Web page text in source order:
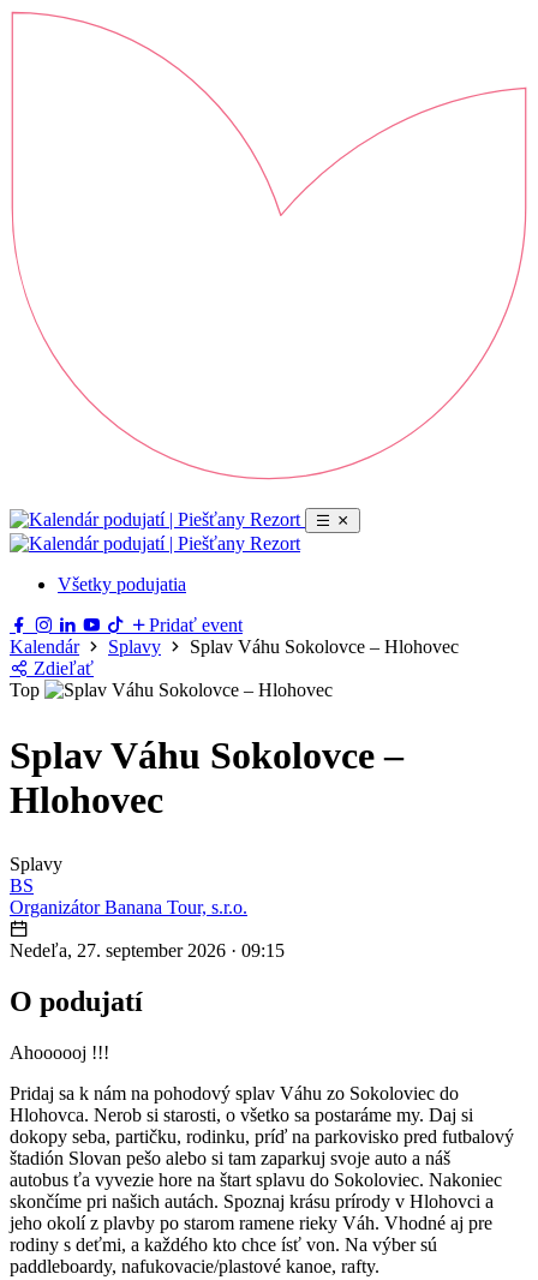
Všetky podujatia
Pridať event
Kalendár
Splavy
Splav Váhu Sokolovce – Hlohovec
Zdieľať
Top
Splav Váhu Sokolovce –
Hlohovec
Splavy
BS
Organizátor Banana Tour, s.r.o.
Nedeľa, 27. september 2026 · 09:15
O podujatí
Ahoooooj !!!
Pridaj sa k nám na pohodový splav Váhu zo Sokoloviec do
Hlohovca. Nerob si starosti, o všetko sa postaráme my. Daj si
dokopy seba, partičku, rodinku, príď na parkovisko pred futbalový
štadión Slovan pešo alebo si tam zaparkuj svoje auto a náš
autobus ťa vyvezie hore na štart splavu do Sokoloviec. Nakoniec
skončíme pri našich autách. Spoznaj krásu prírody v Hlohovci a
jeho okolí z plavby po starom ramene rieky Váh. Vhodné aj pre
rodiny s deťmi, a každého kto chce ísť von. Na výber sú
paddleboardy, nafukovacie/plastové kanoe, rafty.